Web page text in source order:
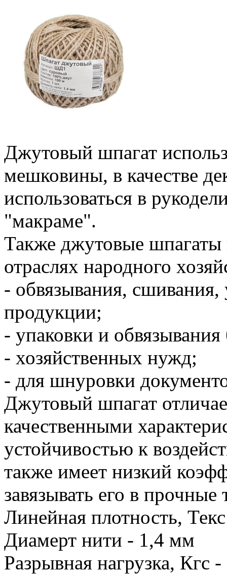
Джутовый шпагат
мешковины, в качестве
использоваться в
"макраме".
Также джутовые
отраслях народного
- обвязывания,
продукции;
- упаковки и
- хозяйственных нужд;
- для шнуровки
Джутовый шпагат
качественными
устойчивостью к
также имеет низкий
завязывать его в
Линейная плотность,
Диамерт нити - 1,4 мм
Разрывная нагрузка, Кгс